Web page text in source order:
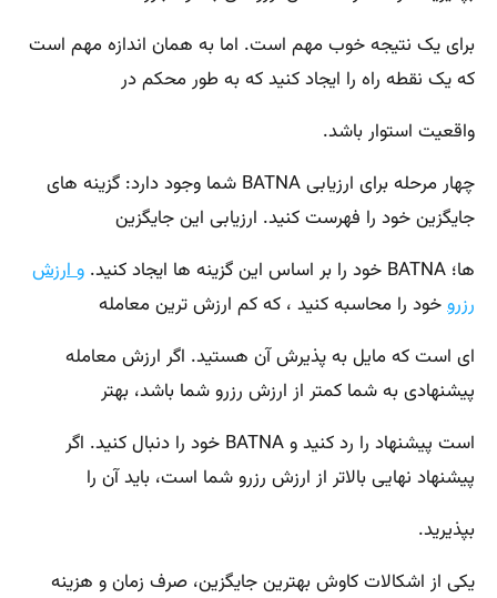
برای یک نتیجه خوب مهم است. اما به همان اندازه مهم است
که یک نقطه راه را ایجاد کنید که به طور محکم در
واقعیت استوار باشد.
چهار مرحله برای ارزیابی BATNA شما وجود دارد: گزینه های
جایگزین خود را فهرست کنید. ارزیابی این جایگزین
ها؛ BATNA خود را بر اساس این گزینه ها ایجاد کنید.
و ارزش
رزروخود را محاسبه کنید ، که کم ارزش ترین معامله
ای است که مایل به پذیرش آن هستید. اگر ارزش معامله
پیشنهادی به شما کمتر از ارزش رزرو شما باشد، بهتر
است پیشنهاد را رد کنید و BATNA خود را دنبال کنید. اگر
پیشنهاد نهایی بالاتر از ارزش رزرو شما است، باید آن را
بپذیرید.
یکی از اشکالات کاوش بهترین جایگزین، صرف زمان و هزینه